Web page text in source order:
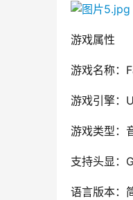
游戏属性
游戏名称：
游戏引擎：
游戏类型：
支持头显：
语言版本：